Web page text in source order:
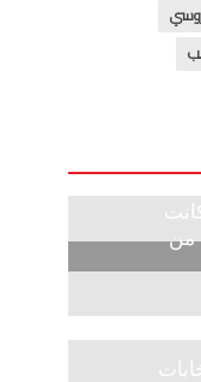
من